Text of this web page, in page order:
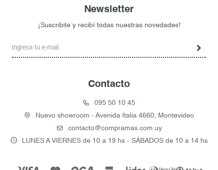
Contacto
095 50 10 45
Nuevo showroom - Avenida Italia 4660, Montevideo
contacto@compramas.com.uy
LUNES A VIERNES de 10 a 19 hs - SÁBADOS de 10 a 14 hs
Newsletter
¡Suscribite y recibí todas nuestras novedades!